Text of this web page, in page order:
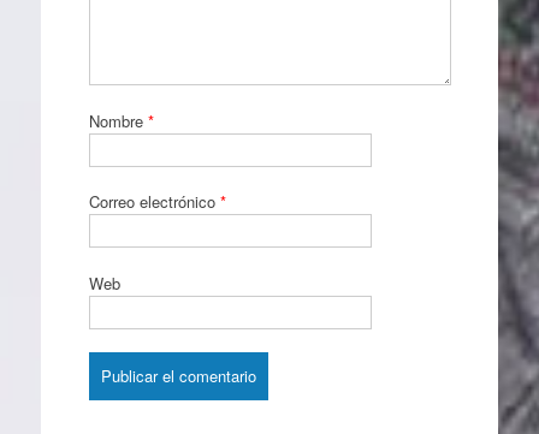
Nombre *
Correo electrónico *
Web